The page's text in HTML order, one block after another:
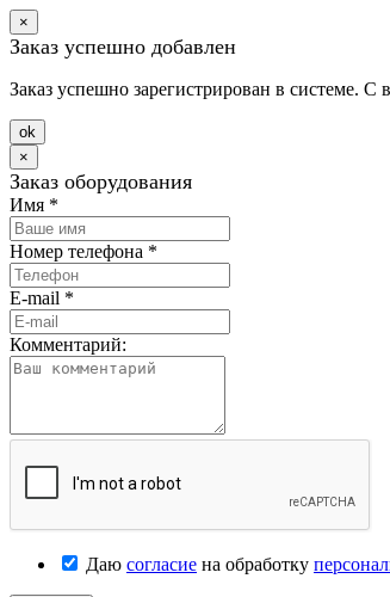
×
Заказ успешно добавлен
Заказ успешно зарегистрирован в системе.
оk
×
Заказ оборудования
Имя *
Номер телефона *
E-mail *
Комментарий:
Даю согласие на обработку